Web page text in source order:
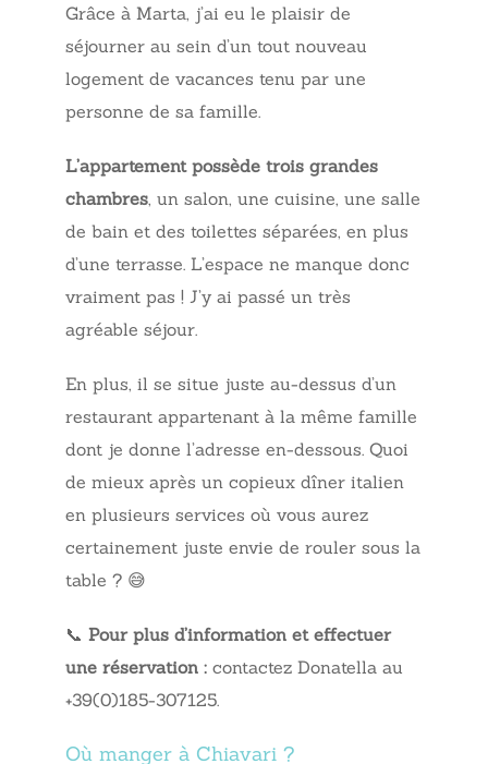
Grâce à Marta, j’ai eu le plaisir de
séjourner au sein d’un tout nouveau
logement de vacances tenu par une
personne de sa famille.
L’appartement possède trois grandes
chambres, un salon, une cuisine, une salle
de bain et des toilettes séparées, en plus
d’une terrasse. L’espace ne manque donc
vraiment pas ! J’y ai passé un très
agréable séjour.
En plus, il se situe juste au-dessus d’un
restaurant appartenant à la même famille
dont je donne l’adresse en-dessous. Quoi
de mieux après un copieux dîner italien
en plusieurs services où vous aurez
certainement juste envie de rouler sous la
table ? 😅
📞 Pour plus d’information et effectuer
une réservation : contactez Donatella au
+39(0)185-307125.
Où manger à Chiavari ?